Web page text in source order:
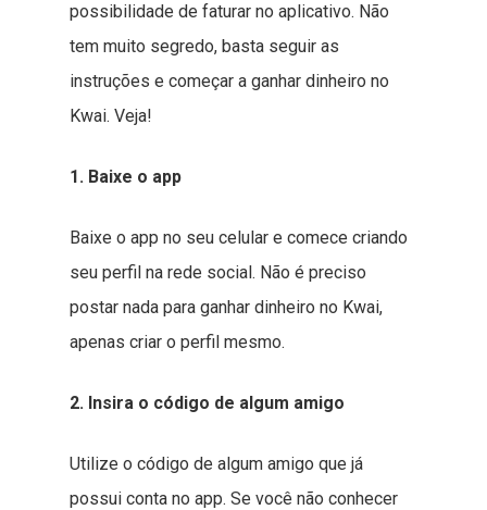
possibilidade de faturar no aplicativo. Não
tem muito segredo, basta seguir as
instruções e começar a ganhar dinheiro no
Kwai. Veja!
1. Baixe o app
Baixe o app no seu celular e comece criando
seu perfil na rede social. Não é preciso
postar nada para ganhar dinheiro no Kwai,
apenas criar o perfil mesmo.
2. Insira o código de algum amigo
Utilize o código de algum amigo que já
possui conta no app. Se você não conhecer